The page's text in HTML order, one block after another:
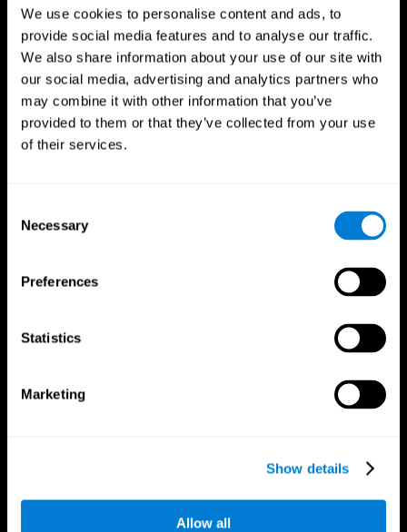
We use cookies to personalise content and ads, to
provide social media features and to analyse our traffic.
We also share information about your use of our site with
our social media, advertising and analytics partners who
may combine it with other information that you’ve
provided to them or that they’ve collected from your use
of their services.
Selection
Necessary
Preferences
Statistics
Marketing
Show details
Allow all
Beneficios para
profesionales del deporte
Toma de decisiones más rápida
Investigadores de Frontiers in Psychology encontraron
que el entrenamiento cognitivo puede mejorar
Concentración mejorada
Psychology informó de un enfoque mejorado y la
Mejora tus tiempos de reacción y precisión. Esto no solo
eleva tu rendimiento, sino que también puede reducir el
Mejor estrategia y planificación
Visualiza jugadas complejas con claridad, anticipa los
movimientos de los oponentes y elabora estrategias con